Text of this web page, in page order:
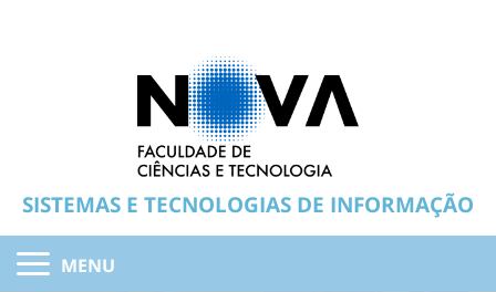
SISTEMAS E TECNOLOGIAS DE INFORMAÇÃO
MENU